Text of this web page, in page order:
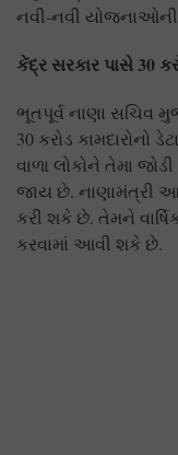
નવી-નવી
કેંદ્ર સરકાર પાસે 30
ભૂતપૂર્વ નાણા સચિવ
30 કરોડ
વાળા લોકોને તેમા
જાય છે. નાણામંત્રી આ
કરી શકે છે. તેમને
કરવામાં આવી શકે છે.